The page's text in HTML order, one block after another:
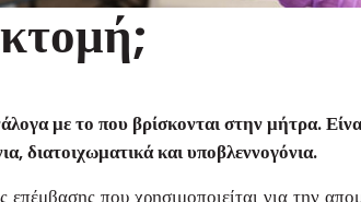
με το που βρίσκονται στην μήτρα.
διατοιχωματικά και υποβλεννογόνια.
επέμβασης που χρησιμοποιείται για την